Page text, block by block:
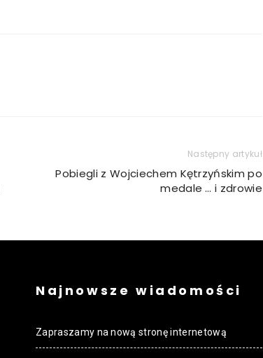
Następny artykuł
Pobiegli z Wojciechem Kętrzyńskim po
medale … i zdrowie
Najnowsze wiadomości
Zapraszamy na nową stronę internetową